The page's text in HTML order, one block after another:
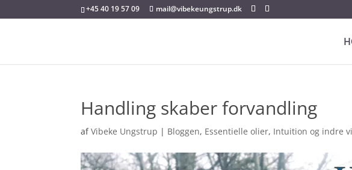
+45 40 19 57 09 mail@vibekeungstrup.dk
Handling skaber forvandling
afVibeke Ungstrup | Bloggen, Essentielle olier, Intuition og indre